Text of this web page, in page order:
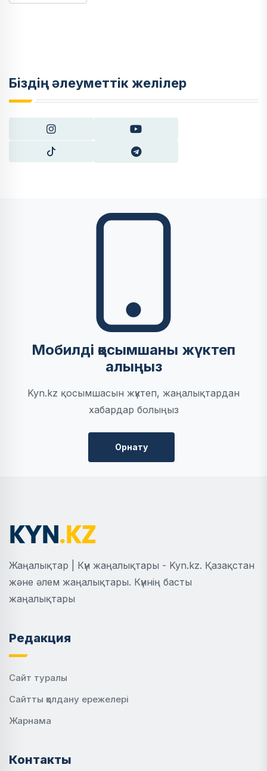
Біздің әлеуметтік желілер
Мобилді қосымшаны жүктеп
алыңыз
Kyn.kz қосымшасын жүктеп, жаңалықтардан
хабардар болыңыз
Орнату
Жаңалықтар | Күн жаңалықтары - Kyn.kz. Қазақстан
және әлем жаңалықтары. Күннің басты
жаңалықтары
Редакция
Сайт туралы
Сайтты қолдану ережелері
Жарнама
Контакты